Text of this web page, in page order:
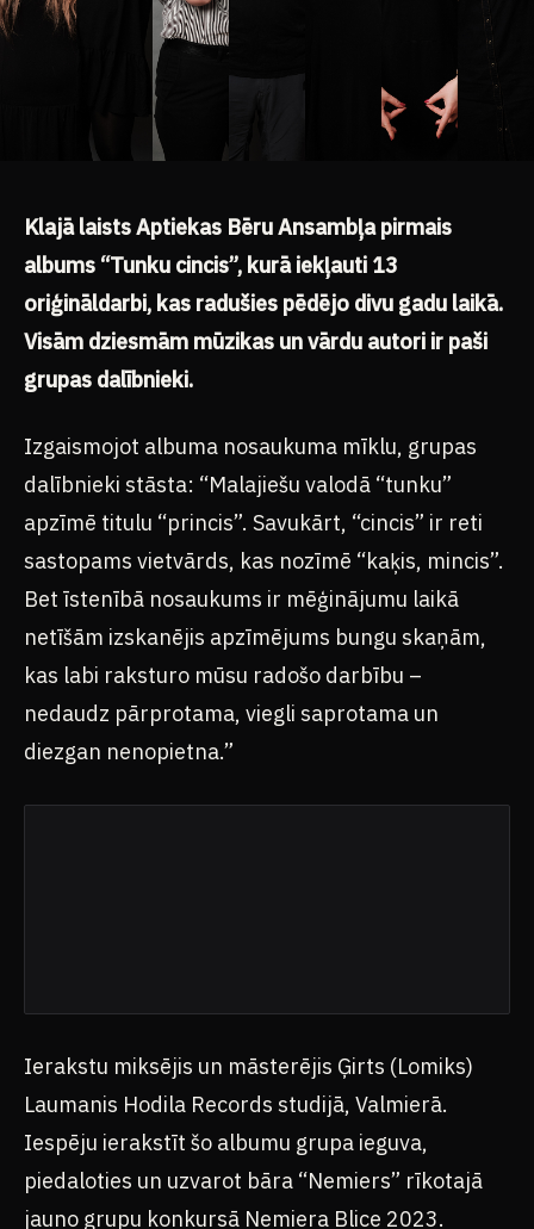
Klajā laists Aptiekas Bēru Ansambļa pirmais
albums “Tunku cincis”, kurā iekļauti 13
oriģināldarbi, kas radušies pēdējo divu gadu laikā.
Visām dziesmām mūzikas un vārdu autori ir paši
grupas dalībnieki.
Izgaismojot albuma nosaukuma mīklu, grupas
dalībnieki stāsta: “Malajiešu valodā “tunku”
apzīmē titulu “princis”. Savukārt, “cincis” ir reti
sastopams vietvārds, kas nozīmē “kaķis, mincis”.
Bet īstenībā nosaukums ir mēģinājumu laikā
netīšām izskanējis apzīmējums bungu skaņām,
kas labi raksturo mūsu radošo darbību –
nedaudz pārprotama, viegli saprotama un
diezgan nenopietna.”
Ierakstu miksējis un māsterējis Ģirts (Lomiks)
Laumanis Hodila Records studijā, Valmierā.
Iespēju ierakstīt šo albumu grupa ieguva,
piedaloties un uzvarot bāra “Nemiers” rīkotajā
jauno grupu konkursā Nemiera Blice 2023.